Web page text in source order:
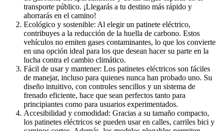
transporte público. ¡Llegarás a tu destino más rápido y
ahorrarás en el camino!
Ecológico y sostenible: Al elegir un patinete eléctrico,
contribuyes a la reducción de la huella de carbono. Estos
vehículos no emiten gases contaminantes, lo que los convierte
en una opción ideal para los que desean hacer su parte en la
lucha contra el cambio climático.
Fácil de usar y mantener: Los patinetes eléctricos son fáciles
de manejar, incluso para quienes nunca han probado uno. Su
diseño intuitivo, con controles sencillos y un sistema de
frenado eficiente, hace que sean perfectos tanto para
principiantes como para usuarios experimentados.
Accesibilidad y comodidad: Gracias a su tamaño compacto,
los patinetes eléctricos se pueden usar en calles, carriles bici y